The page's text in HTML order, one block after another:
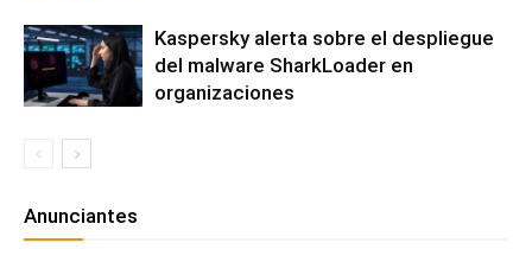
Kaspersky alerta sobre el despliegue
del malware SharkLoader en
organizaciones
Anunciantes